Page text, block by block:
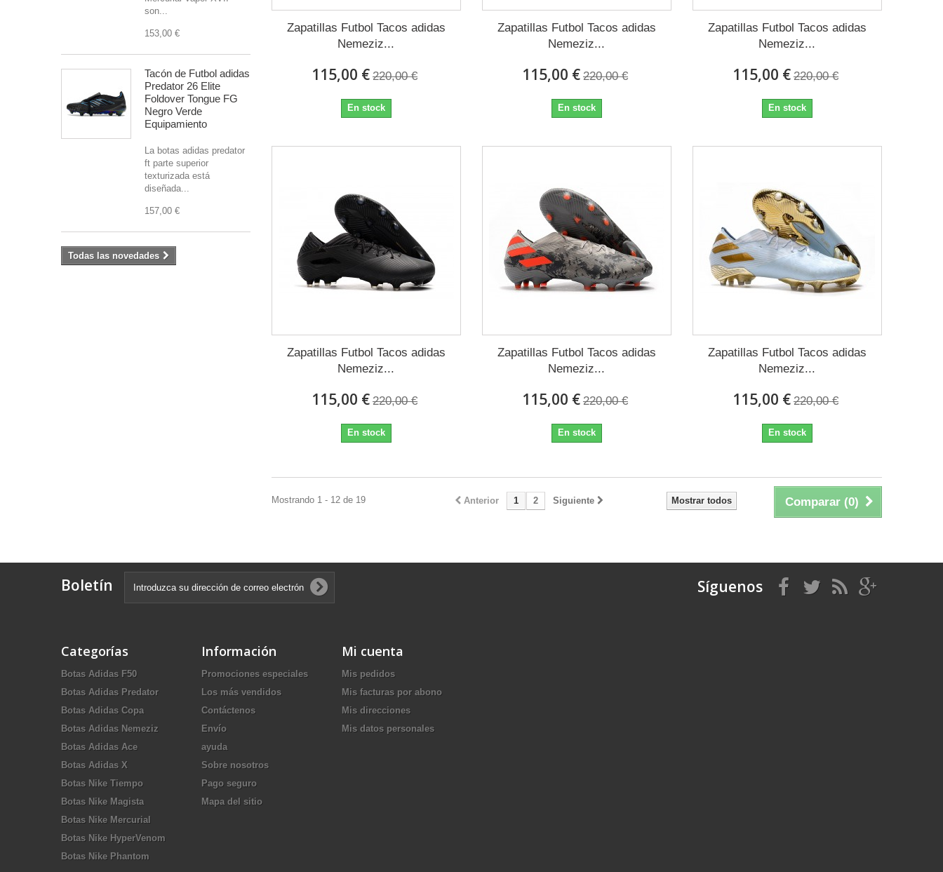
son...
153,00 €
Tacón de Futbol adidas
Predator 26 Elite
Foldover Tongue FG
Negro Verde
Equipamiento
La botas adidas predator
ft parte superior
texturizada está
diseñada...
157,00 €
Todas las novedades
Zapatillas Futbol Tacos adidas
Nemeziz...
115,00 € 220,00 €
En stock
Zapatillas Futbol Tacos adidas
Nemeziz...
115,00 € 220,00 €
En stock
Zapatillas Futbol Tacos adidas
Nemeziz...
115,00 € 220,00 €
En stock
Zapatillas Futbol Tacos adidas
Nemeziz...
115,00 € 220,00 €
En stock
Zapatillas Futbol Tacos adidas
Nemeziz...
115,00 € 220,00 €
En stock
Zapatillas Futbol Tacos adidas
Nemeziz...
115,00 € 220,00 €
En stock
Comparar (0)
Mostrar todos
Anterior 1 2 Siguiente
Mostrando 1 - 12 de 19
Boletín Síguenos
Categorías
Botas Adidas F50
Botas Adidas Predator
Botas Adidas Copa
Botas Adidas Nemeziz
Botas Adidas Ace
Botas Adidas X
Botas Nike Tiempo
Botas Nike Magista
Botas Nike Mercurial
Botas Nike HyperVenom
Botas Nike Phantom
Información
Promociones especiales
Los más vendidos
Contáctenos
Envío
ayuda
Sobre nosotros
Pago seguro
Mapa del sitio
Mi cuenta
Mis pedidos
Mis facturas por abono
Mis direcciones
Mis datos personales